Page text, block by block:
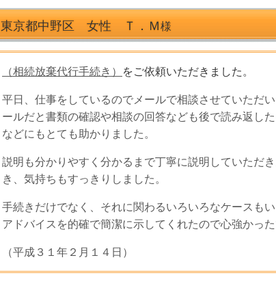
東京都中野区 女性 Ｔ．Ｍ様
（相続放棄代行手続き） をご依頼いただきました。
平日、仕事をしているのでメールで相談させていただ
ールだと書類の確認や相談の回答なども後で読み返し
などにもとても助かりました。
説明も分かりやすく分かるまで丁寧に説明していただ
き、気持ちもすっきりしました。
手続きだけでなく、それに関わるいろいろなケースも
アドバイスを的確で簡潔に示してくれたので心強かっ
（平成３１年２月１４日）